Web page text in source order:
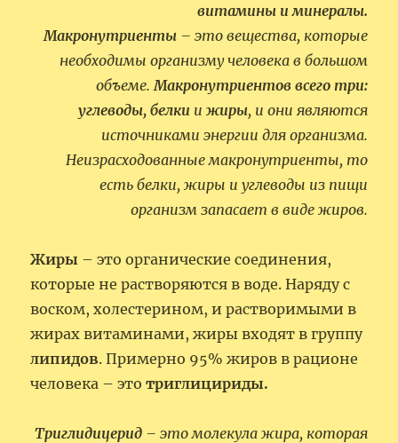
витамины и минералы.
Макронутриенты– это вещества, которые
необходимы организму человека в большом
объеме. Макронутриентов всего три:
углеводы, белки и жиры, и они являются
источниками энергии для организма.
Неизрасходованные макронутриенты, то
есть белки, жиры и углеводы из пищи
организм запасает в виде жиров.
Жиры – это органические соединения,
которые не растворяются в воде. Наряду с
воском, холестерином, и растворимыми в
жирах витаминами, жиры входят в группу
липидов. Примерно 95% жиров в рационе
человека – этотриглицириды.
Триглидицерид– это молекула жира, которая